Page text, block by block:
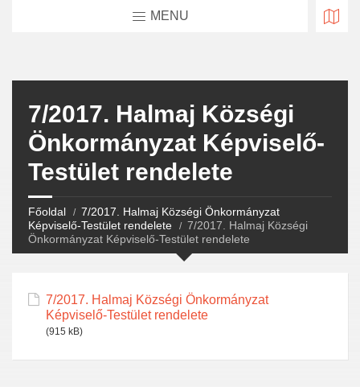
MENU
7/2017. Halmaj Községi
Önkormányzat Képviselő-
Testület rendelete
Főoldal
7/2017. Halmaj Községi Önkormányzat
Képviselő-Testület rendelete
7/2017. Halmaj Községi
Önkormányzat Képviselő-Testület rendelete
7/2017. Halmaj Községi Önkormányzat
Képviselő-Testület rendelete
(915 kB)